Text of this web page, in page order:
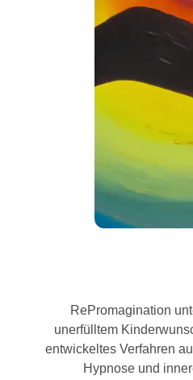
RePromagination
unerfülltem
entwickeltes Verfahren
Hypnose und